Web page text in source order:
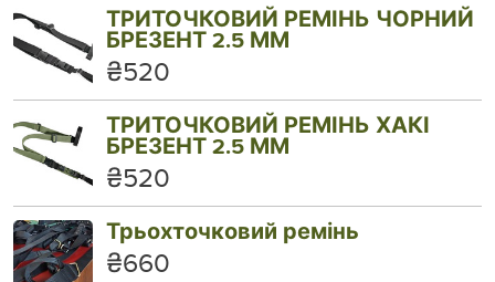
ТРИТОЧКОВИЙ РЕМІНЬ ЧОРНИЙ
БРЕЗЕНТ 2.5 ММ
₴520
ТРИТОЧКОВИЙ РЕМІНЬ ХАКІ
БРЕЗЕНТ 2.5 ММ
₴520
Трьохточковий ремінь
₴660